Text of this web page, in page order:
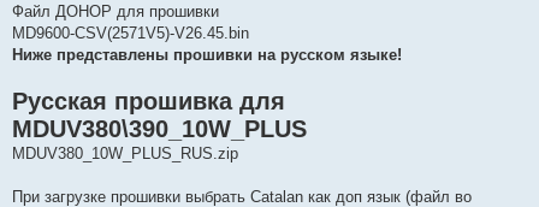
Файл ДОНОР для прошивки
MD9600-CSV(2571V5)-V26.45.bin
Ниже представлены прошивки на русском языке!
Русская прошивка для
MDUV380\390_10W_PLUS
MDUV380_10W_PLUS_RUS.zip
При загрузке прошивки выбрать Catalan как доп язык (файл во